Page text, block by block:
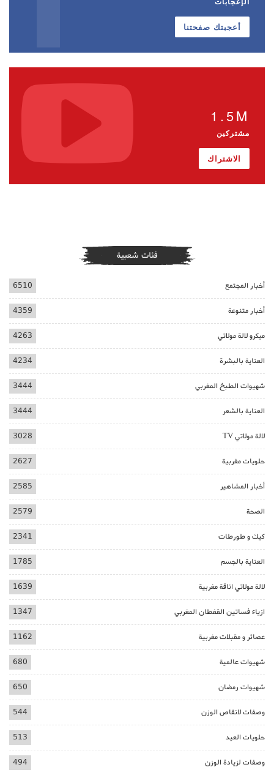
أعجبتك صفحتنا
1.5M
مشتركين
الاشتراك
فئات شعبية
أخبار المجتمع 6510
أخبار متنوعة 4359
ميكرو لالة مولاتي 4263
العناية بالبشرة 4234
شهيوات الطبخ المغربي 3444
العناية بالشعر 3444
لالة مولاتي TV 3028
حلويات مغربية 2627
أخبار المشاهير 2585
الصحة 2579
كيك و طورطات 2341
العناية بالجسم 1785
لالة مولاتي اناقة مغربية 1639
ازياء فساتين القفطان المغربي 1347
عصائر و مقبلات مغربية 1162
شهيوات عالمية 680
شهيوات رمضان 650
وصفات لانقاص الوزن 544
حلويات العيد 513
وصفات لزيادة الوزن 494